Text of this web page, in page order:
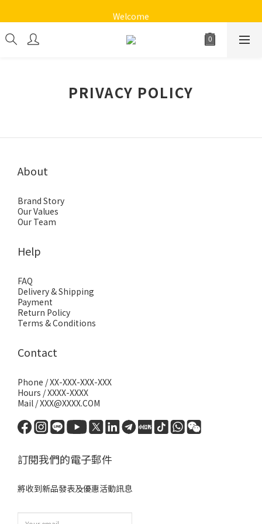
《十方心靈音樂花園》
Welcome
《十方心靈音樂花園》
PRIVACY POLICY
About
Brand Story
Our Values
Our Team
Help
FAQ
Delivery & Shipping
Payment
Return Policy
Terms & Conditions
Contact
Phone / XX-XXX-XXX-XXX
Hours / XXXX-XXXX
Mail / XXX@XXXX.COM
訂閱我們的電子郵件
將收到新品發表及優惠活動訊息